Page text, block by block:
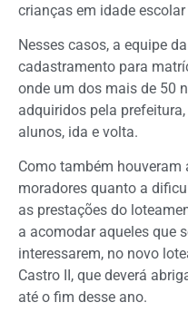
crianças em idade
Nesses casos, a equipe
cadastramento para
onde um dos mais de 50
adquiridos pela
alunos, ida e volta.
Como também
moradores quanto a
as prestações do
a acomodar aqueles que
interessarem, no novo
Castro II, que deverá
até o fim desse ano.